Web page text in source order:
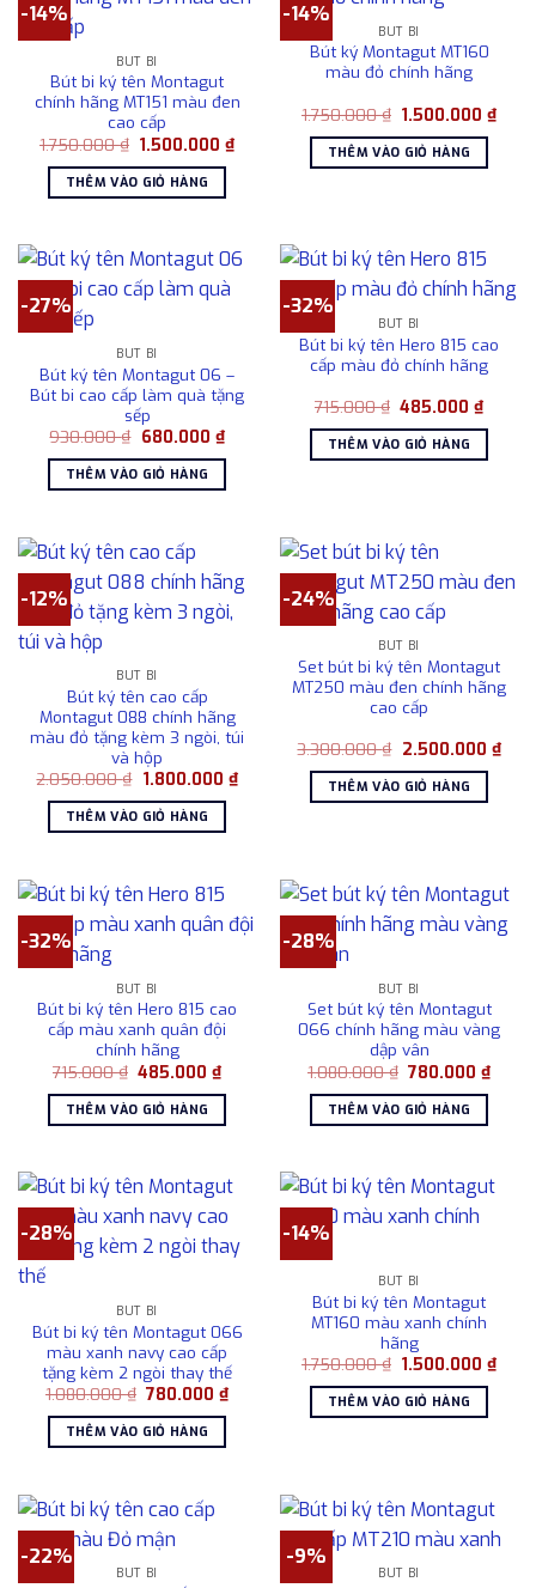
-14%
BÚT BI
Bút bi ký tên Montagut
chính hãng MT151 màu đen
cao cấp
1.750.000₫ Giá
là:
1.750.000 ₫.
1.500.000₫Giá
hiện
THÊM VÀO GIỎ HÀNG
-14%
BÚT BI
Bút ký Montagut MT160
màu đỏ chính hãng
1.750.000₫ Giá
là:
1.750.000 ₫.
1.500.000₫Giá
hiện
THÊM VÀO GIỎ HÀNG
-27%
BÚT BI
Bút ký tên Montagut 06 –
Bút bi cao cấp làm quà tặng
sếp
930.000₫ Giá
là:
930.000 ₫.
680.000 ₫Giá
hiện
tại
680.000 ₫.
THÊM VÀO GIỎ HÀNG
-32%
BÚT BI
Bút bi ký tên Hero 815 cao
cấp màu đỏ chính hãng
715.000₫ Giá
là:
715.000 ₫.
485.000₫Giá
hiện
tại
THÊM VÀO GIỎ HÀNG
-12%
BÚT BI
Bút ký tên cao cấp
Montagut 088 chính hãng
màu đỏ tặng kèm 3 ngòi, túi
và hộp
2.050.000₫ Giá
là:
2.050.000 ₫.
1.800.000 ₫Giá
THÊM VÀO GIỎ HÀNG
-24%
BÚT BI
Set bút bi ký tên Montagut
MT250 màu đen chính hãng
cao cấp
3.300.000₫ Giá
là:
3.300.000 ₫.
2.500.000 ₫Giá
THÊM VÀO GIỎ HÀNG
-32%
BÚT BI
Bút bi ký tên Hero 815 cao
cấp màu xanh quân đội
chính hãng
715.000₫ Giá
là:
715.000 ₫.
485.000₫Giá
hiện
tại
485.000 ₫.
THÊM VÀO GIỎ HÀNG
-28%
BÚT BI
Set bút ký tên Montagut
066 chính hãng màu vàng
dập vân
1.080.000₫ Giá
là:
1.080.000 ₫.
780.000₫Giá
hiện
THÊM VÀO GIỎ HÀNG
-28%
BÚT BI
Bút bi ký tên Montagut 066
màu xanh navy cao cấp
tặng kèm 2 ngòi thay thế
1.080.000₫ Giá
là:
1.080.000 ₫.
780.000₫Giá
hiện
THÊM VÀO GIỎ HÀNG
-14%
BÚT BI
Bút bi ký tên Montagut
MT160 màu xanh chính
hãng
1.750.000₫ Giá
là:
1.750.000 ₫.
1.500.000₫Giá
hiện
THÊM VÀO GIỎ HÀNG
-22%
BÚT BI
-9%
BÚT BI